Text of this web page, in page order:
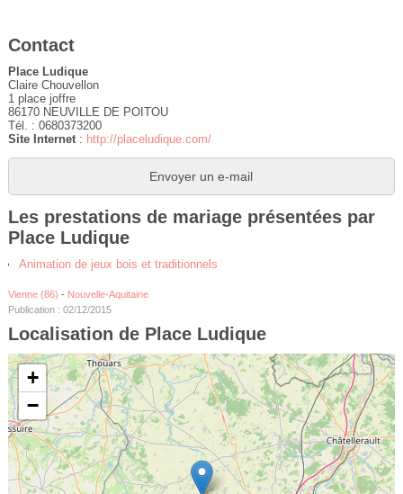
Contact
Place Ludique
Claire Chouvellon
1 place joffre
86170 NEUVILLE DE POITOU
Tél. : 0680373200
Site Internet: http://placeludique.com/
Envoyer un e-mail
Les prestations de mariage présentées par
Place Ludique
Animation de jeux bois et traditionnels
Vienne (86) - Nouvelle-Aquitaine
Publication : 02/12/2015
Localisation de Place Ludique
+
−